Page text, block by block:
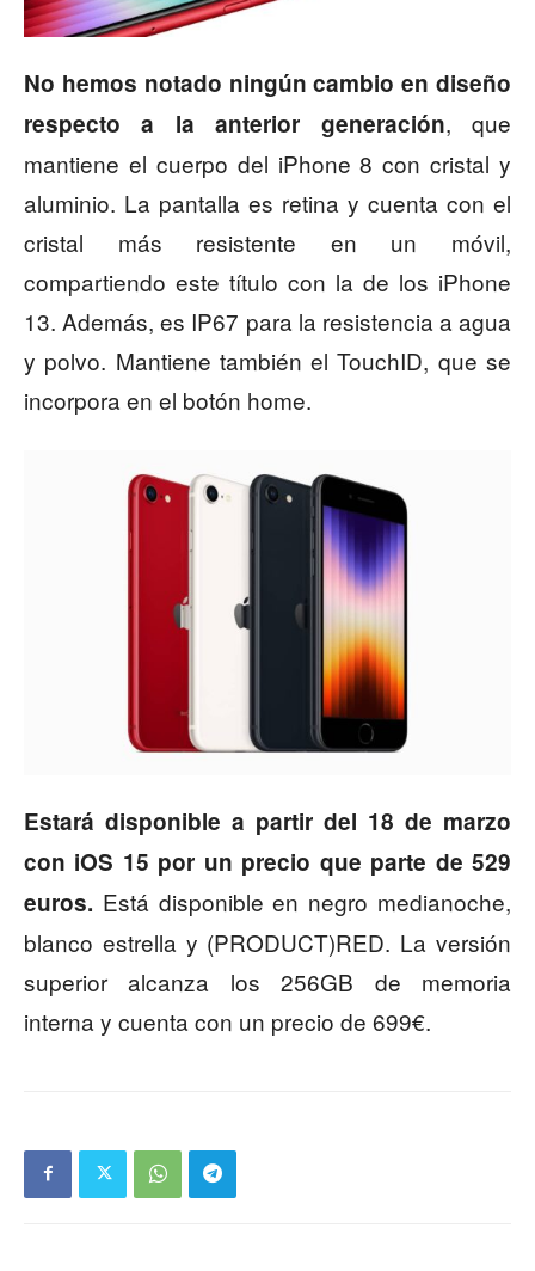
No hemos notado ningún cambio en diseño
respecto a la anterior generación, que
mantiene el cuerpo del iPhone 8 con cristal y
aluminio. La pantalla es retina y cuenta con el
cristal más resistente en un móvil,
compartiendo este título con la de los iPhone
13. Además, es IP67 para la resistencia a agua
y polvo. Mantiene también el TouchID, que se
incorpora en el botón home.
Estará disponible a partir del 18 de marzo
con iOS 15 por un precio que parte de 529
euros. Está disponible en negro medianoche,
blanco estrella y (PRODUCT)RED. La versión
superior alcanza los 256GB de memoria
interna y cuenta con un precio de 699€.